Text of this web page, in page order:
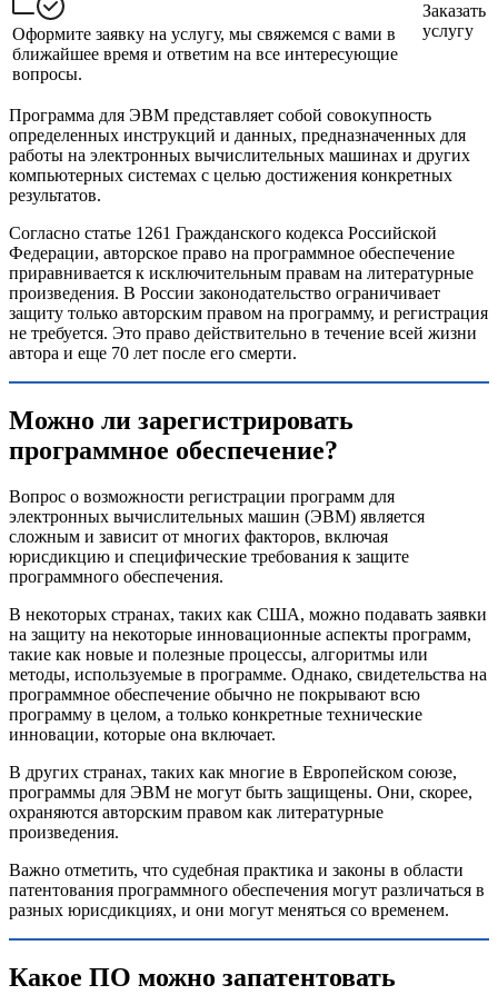
Оформите заявку на услугу, мы свяжемся с вами в
ближайшее время и ответим на все интересующие
вопросы.
Заказать
услугу
Программа для ЭВМ представляет собой совокупность
определенных инструкций и данных, предназначенных для
работы на электронных вычислительных машинах и других
компьютерных системах с целью достижения конкретных
результатов.
Согласно статье 1261 Гражданского кодекса Российской
Федерации, авторское право на программное обеспечение
приравнивается к исключительным правам на литературные
произведения. В России законодательство ограничивает
защиту только авторским правом на программу, и регистрация
не требуется. Это право действительно в течение всей жизни
автора и еще 70 лет после его смерти.
Можно ли зарегистрировать
программное обеспечение?
Вопрос о возможности регистрации программ для
электронных вычислительных машин (ЭВМ) является
сложным и зависит от многих факторов, включая
юрисдикцию и специфические требования к защите
программного обеспечения.
В некоторых странах, таких как США, можно подавать заявки
на защиту на некоторые инновационные аспекты программ,
такие как новые и полезные процессы, алгоритмы или
методы, используемые в программе. Однако, свидетельства на
программное обеспечение обычно не покрывают всю
программу в целом, а только конкретные технические
инновации, которые она включает.
В других странах, таких как многие в Европейском союзе,
программы для ЭВМ не могут быть защищены. Они, скорее,
охраняются авторским правом как литературные
произведения.
Важно отметить, что судебная практика и законы в области
патентования программного обеспечения могут различаться в
разных юрисдикциях, и они могут меняться со временем.
Какое ПО можно запатентовать